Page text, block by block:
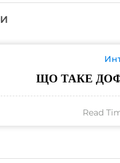
ЩО ТАКЕ
Read